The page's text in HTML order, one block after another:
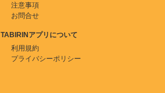
注意事項
お問合せ
TABIRINアプリについて
利用規約
プライバシーポリシー